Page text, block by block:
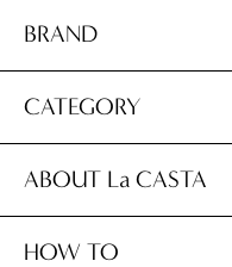
BRAND
CATEGORY
ABOUT La CASTA
HOW TO